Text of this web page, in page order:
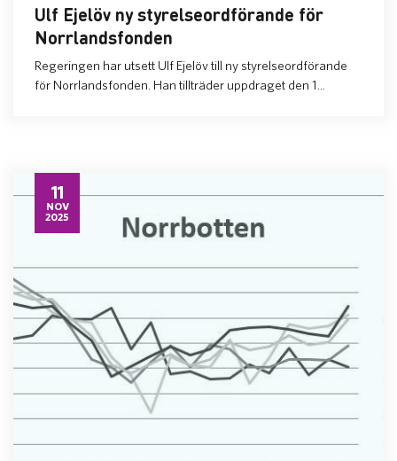
Ulf Ejelöv ny styrelseordförande för
Norrlandsfonden
Regeringen har utsett Ulf Ejelöv till ny styrelseordförande
för Norrlandsfonden. Han tillträder uppdraget den 1...
11
NOV
2025